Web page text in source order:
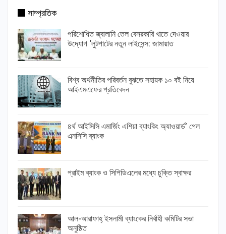
সাম্প্রতিক
পরিশোধিত জ্বালানি তেল বেসরকারি খাতে দেওয়ার
উদ্যোগ ‘লুটপাটের নতুন লাইসেন্স: জামায়াত
বিশ্ব অর্থনীতির পরিবর্তন বুঝতে সহায়ক ১০ বই নিয়ে
আইএমএফের প্রতিবেদন
৪র্থ আইসিসি এমার্জিং এশিয়া ব্যাংকিং অ্যাওয়ার্ড’ পেল
এনসিসি ব্যাংক
প্রাইম ব্যাংক ও সিপিডিএলের মধ্যে চুক্তি স্বাক্ষর
আল-আরাফাহ্ ইসলামী ব্যাংকের নির্বাহী কমিটির সভা
অনুষ্ঠিত